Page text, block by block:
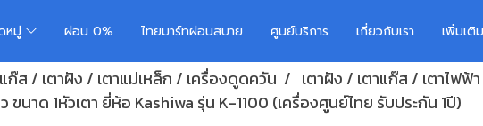
หมู่ ผ่อน 0% ไทยมาร์ทผ่อนสบาย ศูนย์บริการ เกี่ยวกับเรา เพิ่มเ
ก๊ส / เตาฝัง / เตาแม่เหล็ก / เครื่องดูดควัน
เตาฝัง / เตาแก๊ส / เตาไฟฟ้
ขนาด 1หัวเตา ยี่ห้อ Kashiwa รุ่น K-1100 (เครื่องศูนย์ไทย รับประกัน 1ปี)